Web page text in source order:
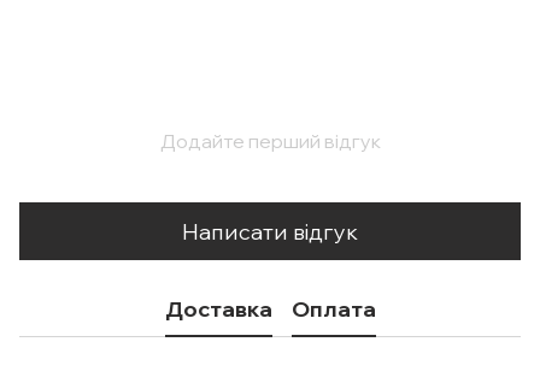
Додайте перший відгук
Написати відгук
Доставка Оплата